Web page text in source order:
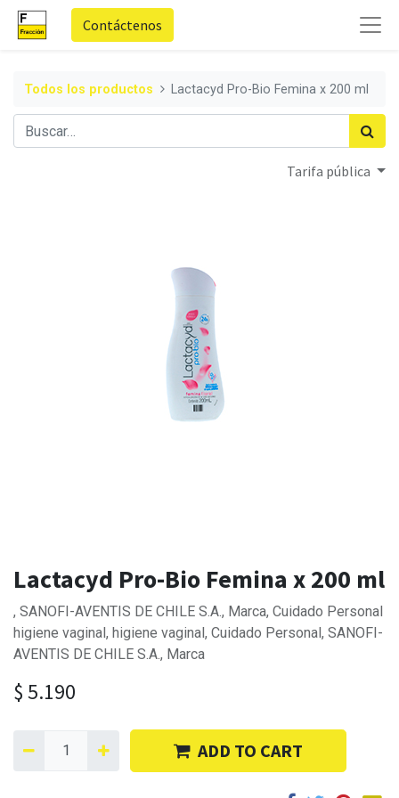
Contáctenos
Todos los productos Lactacyd Pro-Bio Femina x 200 ml
Tarifa pública
Lactacyd Pro-Bio Femina x 200 ml
, SANOFI-AVENTIS DE CHILE S.A., Marca, Cuidado Personal
higiene vaginal, higiene vaginal, Cuidado Personal, SANOFI-
AVENTIS DE CHILE S.A., Marca
$ 5.190
ADD TO CART